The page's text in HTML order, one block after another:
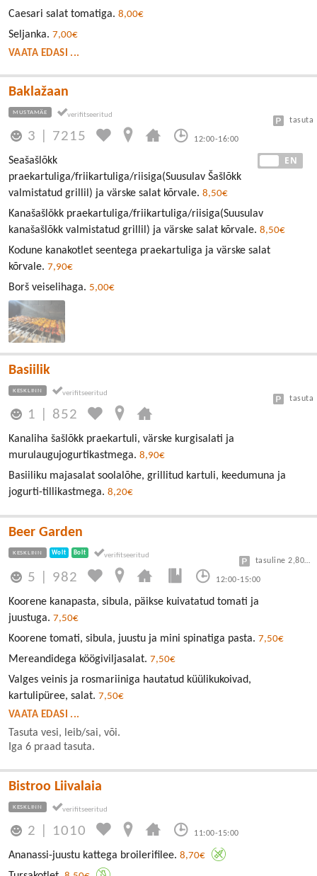
Caesari salat tomatiga. 8,00€
Seljanka. 7,00€
VAATA EDASI ...
Baklažaan
MUSTAMÄE
3 7215 12:00-16:00
tasuta
EN
Seašašlõkk
praekartuliga/friikartuliga/riisiga(Suusulav Šašlõkk
valmistatud grillil) ja värske salat kõrvale. 8,50€
Kanašašlǒkk praekartuliga/friikartuliga/riisiga(Suusulav
kanašašlõkk valmistatud grillil) ja värske salat kõrvale. 8,50€
Kodune kanakotlet seentega praekartuliga ja värske salat
kõrvale. 7,90€
Borš veiselihaga. 5,00€
Basiilik
KESKLINN
1 852
tasuta
Kanaliha šašlõkk praekartuli, värske kurgisalati ja
murulaugujogurtikastmega. 8,90€
Basiiliku majasalat soolalõhe, grillitud kartuli, keedumuna ja
jogurti-tillikastmega. 8,20€
Beer Garden
KESKLINN Wolt Bolt
5 982 12:00-15:00
tasuline 2,80/30min
Koorene kanapasta, sibula, päikse kuivatatud tomati ja
juustuga. 7,50€
Koorene tomati, sibula, juustu ja mini spinatiga pasta. 7,50€
Mereandidega köögiviljasalat. 7,50€
Valges veinis ja rosmariiniga hautatud küülikukoivad,
kartulipüree, salat. 7,50€
VAATA EDASI ...
Tasuta vesi, leib/sai, või.
Iga 6 praad tasuta.
Bistroo Liivalaia
KESKLINN
2 1010 11:00-15:00
Ananassi-juustu kattega broilerifilee. 8,70€